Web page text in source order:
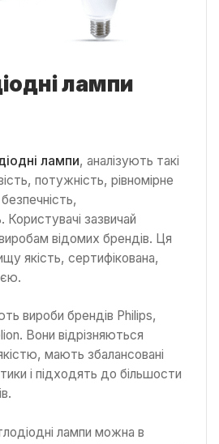
лампи
лампи, аналізують такі
потужність, рівномірне
безпечність,
Користувачі зазвичай
відомих брендів. Ця
якість, сертифікована,
вироби брендів Philips,
Вони відрізняються
мають збалансовані
і підходять до більшости
лампи можна в